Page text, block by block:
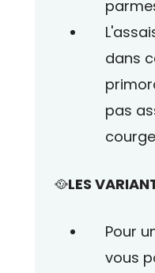
dans
pas
🥘LES
Pour
vous